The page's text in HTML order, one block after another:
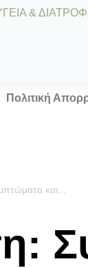
&
Πολιτική
και...